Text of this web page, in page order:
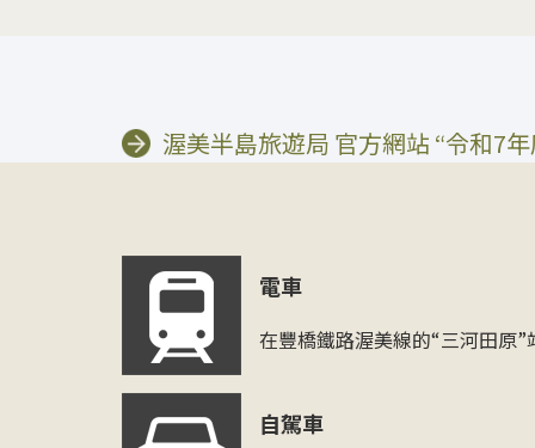
渥美半島旅遊局 官方網站 “令和7
電車
在豐橋鐵路渥美線的“三河田原
自駕車